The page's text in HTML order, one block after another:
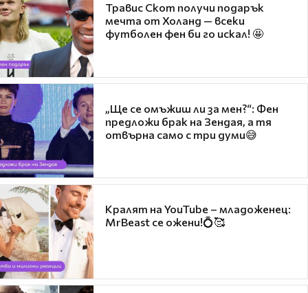
Травис Скот получи подарък
мечта от Холанд — всеки
футболен фен би го искал! 🤩
„Ще се омъжиш ли за мен?“: Фен
предложи брак на Зендая, а тя
отвърна само с три думи😅
Кралят на YouTube – младоженец:
MrBeast се ожени!💍🥰